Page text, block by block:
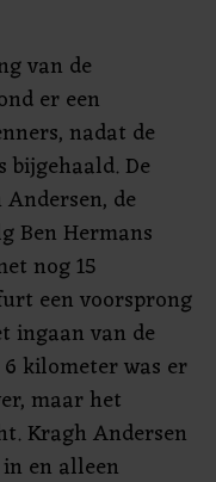
van de
er een
nadat de
De
de
Ben Hermans
nog 15
een voorsprong
ingaan van de
kilometer was er
maar het
Kragh Andersen
en alleen